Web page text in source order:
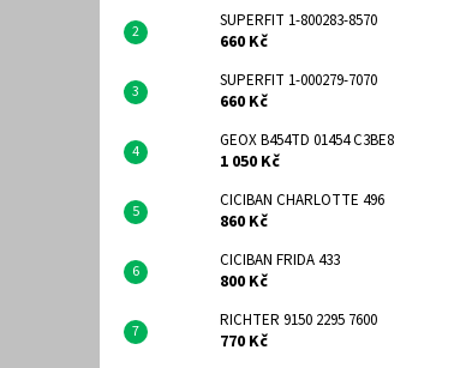
SUPERFIT 1-800283-8570
660 Kč
SUPERFIT 1-000279-7070
660 Kč
GEOX B454TD 01454 C3BE8
1 050 Kč
CICIBAN CHARLOTTE 496
860 Kč
CICIBAN FRIDA 433
800 Kč
RICHTER 9150 2295 7600
770 Kč